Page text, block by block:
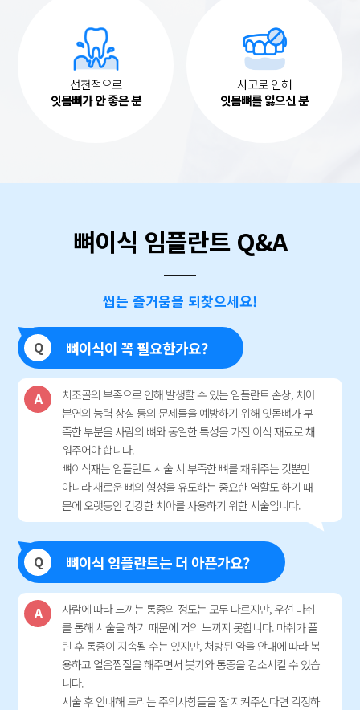
선천적으로
잇몸뼈가 안 좋은 분
사고로 인해
잇몸뼈를 잃으신 분
뼈이식 임플란트 Q&A
씹는 즐거움을 되찾으세요!
Q 뼈이식이 꼭 필요한가요?
A
치조골의 부족으로 인해 발생할 수 있는 임플란트 손상, 치아
본연의 능력 상실 등의 문제들을 예방하기 위해 잇몸뼈가 부
족한 부분을 사람의 뼈와 동일한 특성을 가진 이식 재료로 채
워주어야 합니다.
뼈이식재는 임플란트 시술 시 부족한 뼈를 채워주는 것뿐만
아니라 새로운 뼈의 형성을 유도하는 중요한 역할도 하기 때
문에 오랫동안 건강한 치아를 사용하기 위한 시술입니다.
Q 뼈이식 임플란트는 더 아픈가요?
A
사람에 따라 느끼는 통증의 정도는 모두 다르지만, 우선 마취
를 통해 시술을 하기 때문에 거의 느끼지 못합니다. 마취가 풀
린 후 통증이 지속될 수는 있지만, 처방된 약을 안내에 따라 복
용하고 얼음찜질을 해주면서 붓기와 통증을 감소시킬 수 있습
니다.
시술 후 안내해 드리는 주의사항들을 잘 지켜주신다면 걱정하